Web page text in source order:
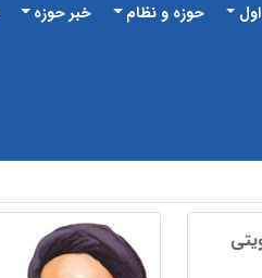
حوزه و نظام خبر حوزه